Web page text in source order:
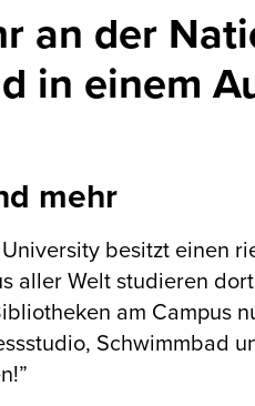
an der
in einem
mehr
besitzt einen
aller Welt studieren
am Campus
Schwimmbad